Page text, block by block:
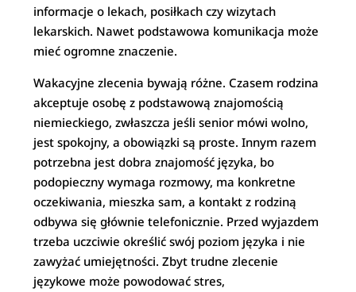
informacje o lekach, posiłkach czy wizytach
lekarskich. Nawet podstawowa komunikacja może
mieć ogromne znaczenie.
Wakacyjne zlecenia bywają różne. Czasem rodzina
akceptuje osobę z podstawową znajomością
niemieckiego, zwłaszcza jeśli senior mówi wolno,
jest spokojny, a obowiązki są proste. Innym razem
potrzebna jest dobra znajomość języka, bo
podopieczny wymaga rozmowy, ma konkretne
oczekiwania, mieszka sam, a kontakt z rodziną
odbywa się głównie telefonicznie. Przed wyjazdem
trzeba uczciwie określić swój poziom języka i nie
zawyżać umiejętności. Zbyt trudne zlecenie
językowe może powodować stres,